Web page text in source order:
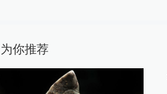
为你推荐